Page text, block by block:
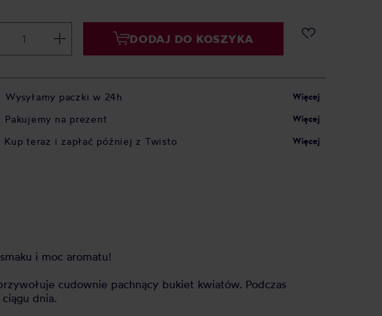
DODAJ DO KOSZYKA
Wysyłamy paczki w 24h Więcej
Pakujemy na prezent Więcej
Kup teraz i zapłać później z Twisto Więcej
i moc aromatu!
cudownie pachnący bukiet kwiatów. Podczas
dnia.